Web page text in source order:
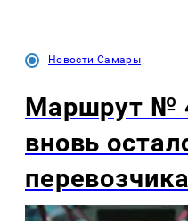
Новости Самары
Маршрут №
вновь
перевозчика